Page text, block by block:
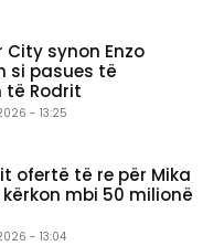
City synon Enzo
si pasues të
të Rodrit
- 13:25
ofertë të re për Mika
mbi 50 milionë
- 13:04